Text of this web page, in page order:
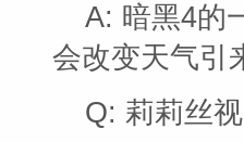
A: 暗黑4的
会改变天气引
Q: 莉莉丝